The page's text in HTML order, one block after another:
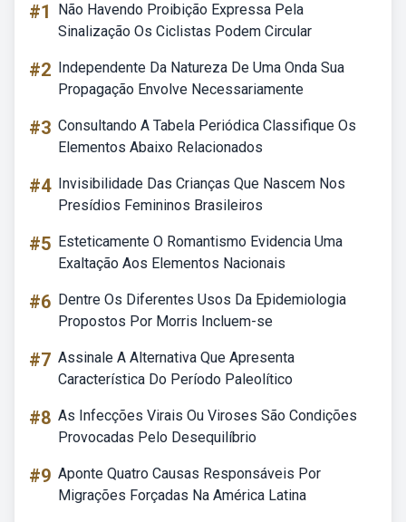
#1
Não Havendo Proibição Expressa Pela
Sinalização Os Ciclistas Podem Circular
#2 Independente Da Natureza De Uma Onda Sua
Propagação Envolve Necessariamente
#3 Consultando A Tabela Periódica Classifique Os
Elementos Abaixo Relacionados
#4 Invisibilidade Das Crianças Que Nascem Nos
Presídios Femininos Brasileiros
#5 Esteticamente O Romantismo Evidencia Uma
Exaltação Aos Elementos Nacionais
#6 Dentre Os Diferentes Usos Da Epidemiologia
Propostos Por Morris Incluem-se
#7 Assinale A Alternativa Que Apresenta
Característica Do Período Paleolítico
#8 As Infecções Virais Ou Viroses São Condições
Provocadas Pelo Desequilíbrio
#9 Aponte Quatro Causas Responsáveis Por
Migrações Forçadas Na América Latina